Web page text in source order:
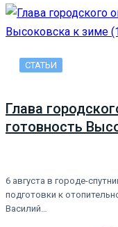
СТАТЬИ
Глава
готовность
6 августа в городе-
подготовки к
Василий…